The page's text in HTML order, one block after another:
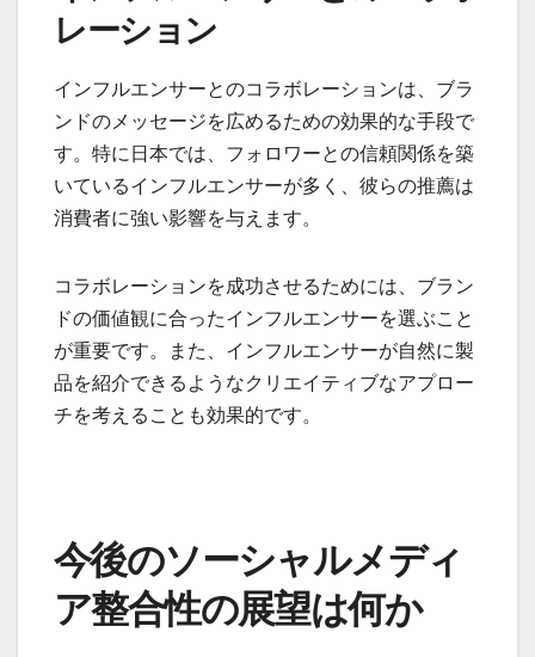
レーション
インフルエンサーとのコラボレーションは、ブラ
ンドのメッセージを広めるための効果的な手段で
す。特に日本では、フォロワーとの信頼関係を築
いているインフルエンサーが多く、彼らの推薦は
消費者に強い影響を与えます。
コラボレーションを成功させるためには、ブラン
ドの価値観に合ったインフルエンサーを選ぶこと
が重要です。また、インフルエンサーが自然に製
品を紹介できるようなクリエイティブなアプロー
チを考えることも効果的です。